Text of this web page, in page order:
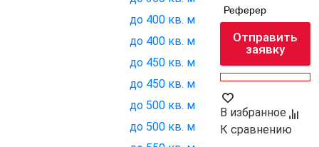
Реферер
Отправить
заявку
В избранное
К сравнению
до 400 кв. м
до 400 кв. м
до 450 кв. м
до 450 кв. м
до 500 кв. м
до 500 кв. м